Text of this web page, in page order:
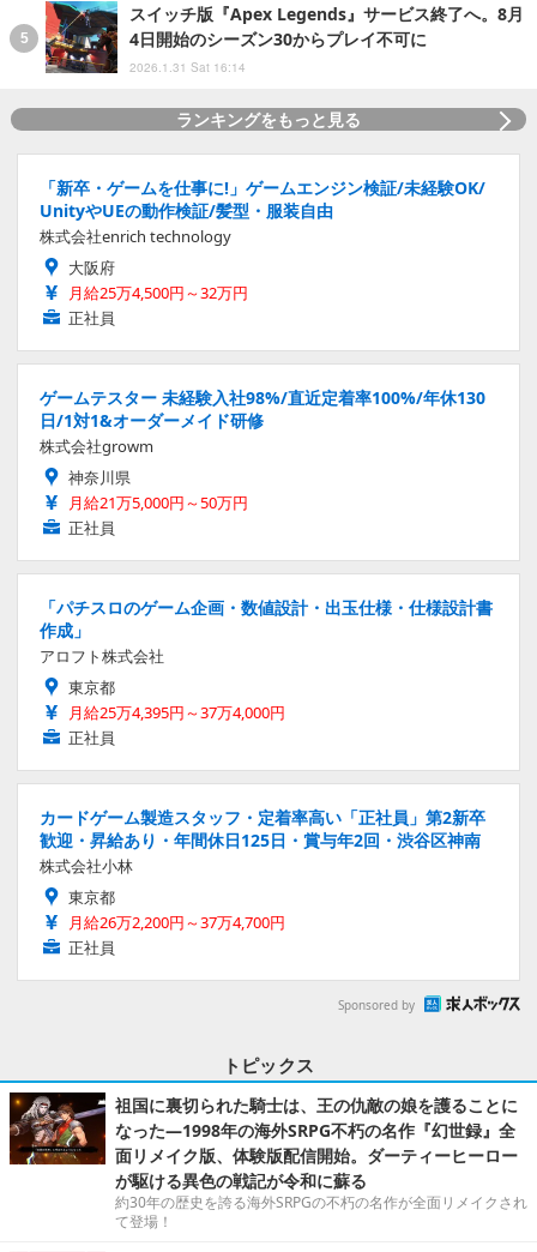
スイッチ版『Apex Legends』サービス終了へ。8月
4日開始のシーズン30からプレイ不可に
2026.1.31 Sat 16:14
ランキングをもっと見る
「新卒・ゲームを仕事に!」ゲームエンジン検証/未経験OK/
UnityやUEの動作検証/髪型・服装自由
株式会社enrich technology
大阪府
月給25万4,500円～32万円
正社員
ゲームテスター 未経験入社98%/直近定着率100%/年休130
日/1対1&オーダーメイド研修
株式会社growm
神奈川県
月給21万5,000円～50万円
正社員
「パチスロのゲーム企画・数値設計・出玉仕様・仕様設計書
作成」
アロフト株式会社
東京都
月給25万4,395円～37万4,000円
正社員
カードゲーム製造スタッフ・定着率高い「正社員」第2新卒
歓迎・昇給あり・年間休日125日・賞与年2回・渋谷区神南
株式会社小林
東京都
月給26万2,200円～37万4,700円
正社員
Sponsored by
トピックス
祖国に裏切られた騎士は、王の仇敵の娘を護ることに
なった―1998年の海外SRPG不朽の名作『幻世録』全
面リメイク版、体験版配信開始。ダーティーヒーロー
が駆ける異色の戦記が令和に蘇る
約30年の歴史を誇る海外SRPGの不朽の名作が全面リメイクされ
て登場！